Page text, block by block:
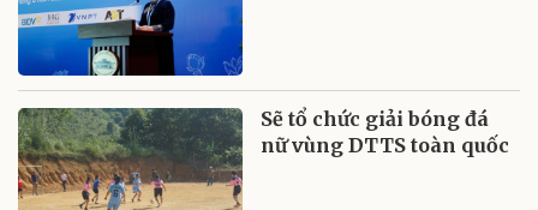
Sẽ tổ chức giải bóng đá
nữ vùng DTTS toàn quốc